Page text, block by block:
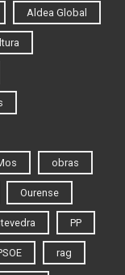
Aldea Global
obras
Ourense
PP
rag